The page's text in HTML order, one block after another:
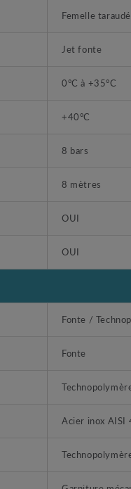
Femelle taraudé
Jet fonte
0°C à +35°C
+40°C
8 bars
8 mètres
OUI
OUI
Fonte /
Fonte
Acier inox AISI